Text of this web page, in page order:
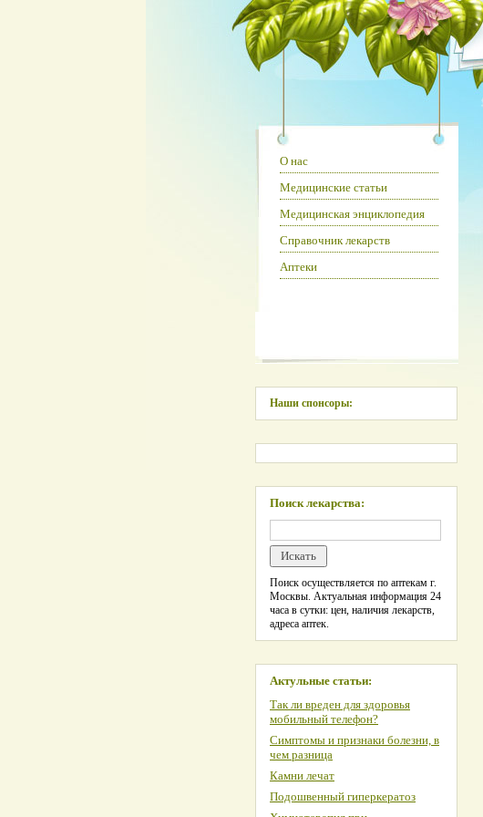
О нас
Медицинские статьи
Медицинская энциклопедия
Справочник лекарств
Аптеки
Наши спонсоры:
Поиск лекарства:
Поиск осуществляется по аптекам г.
Москвы. Актуальная информация 24
часа в сутки: цен, наличия лекарств,
адреса аптек.
Актульные статьи:
Так ли вреден для здоровья
мобильный телефон?
Симптомы и признаки болезни, в
чем разница
Камни лечат
Подошвенный гиперкератоз